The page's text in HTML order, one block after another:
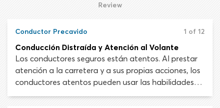
Review
Conductor Precavido 1 of 12
Conducción Distraída y Atención al Volante
Los conductores seguros están atentos. Al prestar
atención a la carretera y a sus propias acciones, los
conductores atentos pueden usar las habilidades
del control del vehículo y el conocimiento de las